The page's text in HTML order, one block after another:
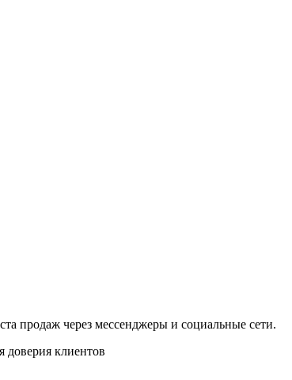
продаж через мессенджеры и социальные сети.
клиентов